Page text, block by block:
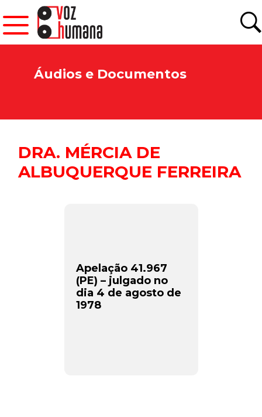
Áudios e Documentos
DRA. MÉRCIA DE
ALBUQUERQUE FERREIRA
Apelação 41.967
(PE) – julgado no
dia 4 de agosto de
1978